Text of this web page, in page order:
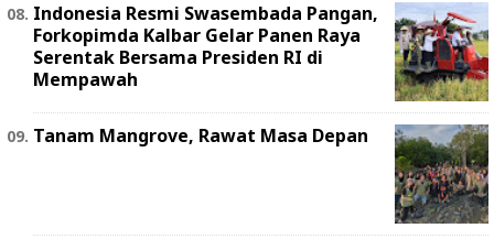
Indonesia Resmi Swasembada Pangan,
Forkopimda Kalbar Gelar Panen Raya
Serentak Bersama Presiden RI di
Mempawah
Tanam Mangrove, Rawat Masa Depan